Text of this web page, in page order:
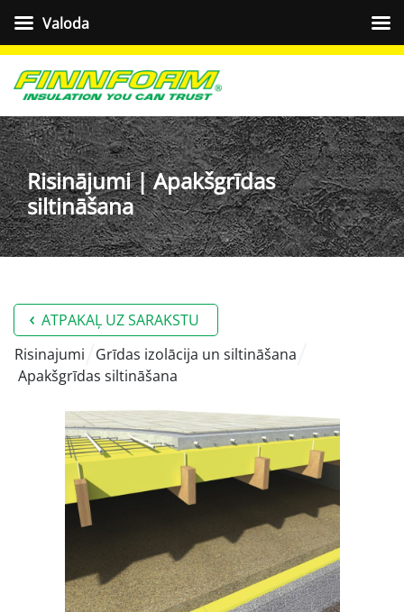
Risinājumi | Apakšgrīdas
siltināšana
ATPAKAĻ UZ SARAKSTU
risinajumi
Grīdas izolācija un siltināšana
Apakšgrīdas siltināšana
Valoda